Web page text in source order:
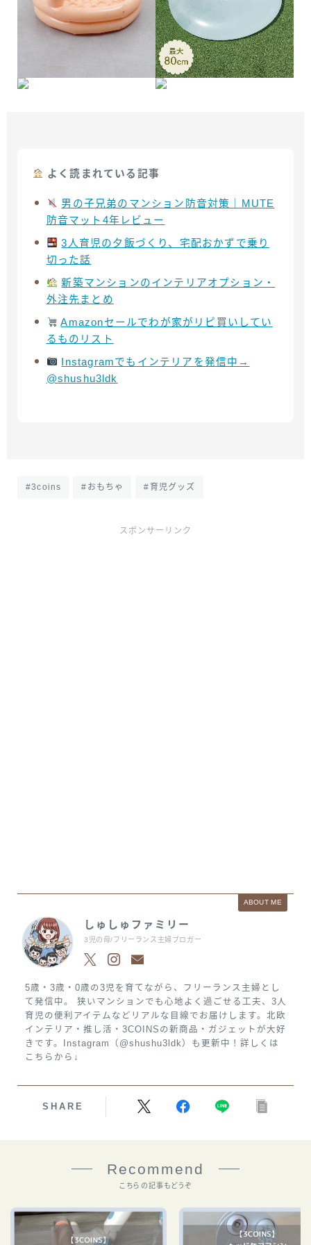
よく読まれている記事
男の子兄弟のマンション防音対策｜MUTE
防音マット4年レビュー
3人育児の夕飯づくり、宅配おかずで乗り
切った話
新築マンションのインテリアオプション・
外注先まとめ
Amazonセールでわが家がリピ買いしてい
るものリスト
Instagramでもインテリアを発信中→
@shushu3ldk
#3coins #おもちゃ #育児グッズ
スポンサーリンク
ABOUT ME
しゅしゅファミリー
3児の母/フリーランス主婦ブロガー
5歳・3歳・0歳の3児を育てながら、フリーランス主婦とし
て発信中。 狭いマンションでも心地よく過ごせる工夫、3人
育児の便利アイテムなどリアルな目線でお届けします。北欧
インテリア・推し活・3COINSの新商品・ガジェットが大好
きです。Instagram（@shushu3ldk）も更新中！詳しくは
こちらから↓
SHARE
Recommend
こちらの記事もどうぞ